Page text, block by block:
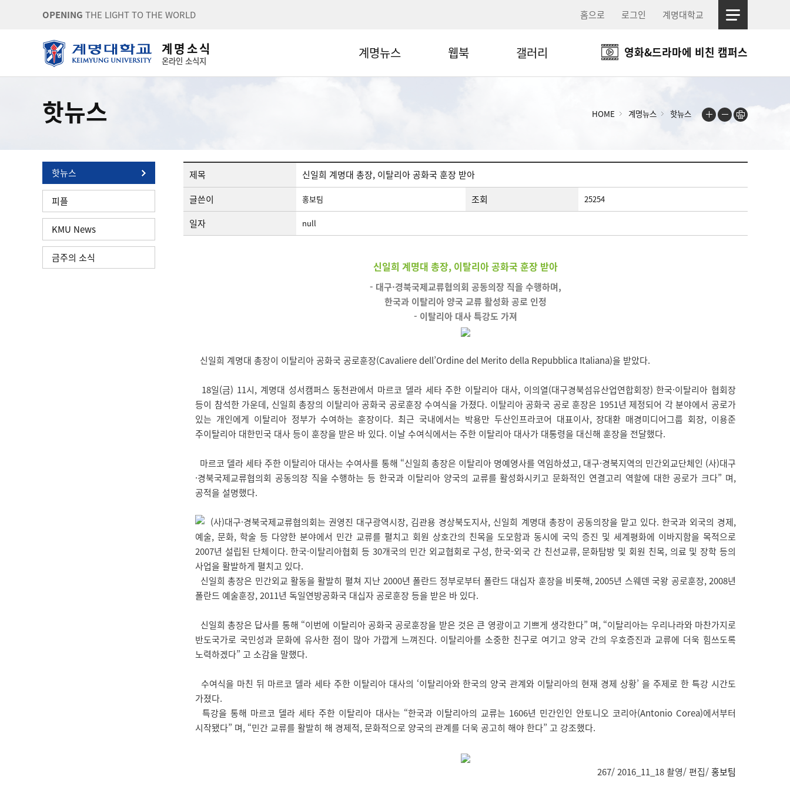
OPENING THE LIGHT TO THE WORLD 홈으로 로그인 계명대학교
계 명 소 식
온라인 소식지 계명뉴스 웹북 갤러리 영화&드라마에 비친 캠퍼스
핫뉴스 HOME 계명뉴스 핫뉴스
핫뉴스
피플
KMU News
금주의 소식
제목
신일희 계명대 총장, 이탈리아 공화국 훈장 받아
글쓴이
홍보팀 조회 25254
일자 null
신일희 계명대 총장, 이탈리아 공화국 훈장 받아
- 대구·경북국제교류협의회 공동의장 직을 수행하며,
한국과 이탈리아 양국 교류 활성화 공로 인정
- 이탈리아 대사 특강도 가져
신일희 계명대 총장이 이탈리아 공화국 공로훈장(Cavaliere dell’Ordine del Merito della Repubblica Italiana)을 받았다.
18일(금) 11시, 계명대 성서캠퍼스 동천관에서 마르코 델라 세타 주한 이탈리아 대사, 이의열(대구경북섬유산업연합회장) 한국·이탈리아 협회장
등이 참석한 가운데, 신일희 총장의 이탈리아 공화국 공로훈장 수여식을 가졌다. 이탈리아 공화국 공로 훈장은 1951년 제정되어 각 분야에서 공로가
있는 개인에게 이탈리아 정부가 수여하는 훈장이다. 최근 국내에서는 박용만 두산인프라코어 대표이사, 장대환 매경미디어그룹 회장, 이용준
주이탈리아 대한민국 대사 등이 훈장을 받은 바 있다. 이날 수여식에서는 주한 이탈리아 대사가 대통령을 대신해 훈장을 전달했다.
마르코 델라 세타 주한 이탈리아 대사는 수여사를 통해 “신일희 총장은 이탈리아 명예영사를 역임하셨고, 대구·경북지역의 민간외교단체인 (사)대구
·경북국제교류협의회 공동의장 직을 수행하는 등 한국과 이탈리아 양국의 교류를 활성화시키고 문화적인 연결고리 역할에 대한 공로가 크다” 며,
공적을 설명했다.
(사)대구·경북국제교류협의회는 권영진 대구광역시장, 김관용 경상북도지사, 신일희 계명대 총장이 공동의장을 맡고 있다. 한국과 외국의 경제,
예술, 문화, 학술 등 다양한 분야에서 민간 교류를 펼치고 회원 상호간의 친목을 도모함과 동시에 국익 증진 및 세계평화에 이바지함을 목적으로
2007년 설립된 단체이다. 한국·이탈리아협회 등 30개국의 민간 외교협회로 구성, 한국-외국 간 친선교류, 문화탐방 및 회원 친목, 의료 및 장학 등의
사업을 활발하게 펼치고 있다.
신일희 총장은 민간외교 활동을 활발히 펼쳐 지난 2000년 폴란드 정부로부터 폴란드 대십자 훈장을 비롯해, 2005년 스웨덴 국왕 공로훈장, 2008년
폴란드 예술훈장, 2011년 독일연방공화국 대십자 공로훈장 등을 받은 바 있다.
신일희 총장은 답사를 통해 “이번에 이탈리아 공화국 공로훈장을 받은 것은 큰 영광이고 기쁘게 생각한다” 며, “이탈리아는 우리나라와 마찬가지로
반도국가로 국민성과 문화에 유사한 점이 많아 가깝게 느껴진다. 이탈리아를 소중한 친구로 여기고 양국 간의 우호증진과 교류에 더욱 힘쓰도록
노력하겠다” 고 소감을 말했다.
수여식을 마친 뒤 마르코 델라 세타 주한 이탈리아 대사의 ‘이탈리아와 한국의 양국 관계와 이탈리아의 현재 경제 상황’ 을 주제로 한 특강 시간도
가졌다.
특강을 통해 마르코 델라 세타 주한 이탈리아 대사는 “한국과 이탈리아의 교류는 1606년 민간인인 안토니오 코리아(Antonio Corea)에서부터
시작됐다” 며, “민간 교류를 활발히 해 경제적, 문화적으로 양국의 관계를 더욱 공고히 해야 한다” 고 강조했다.
267/ 2016_11_18 촬영/ 편집/홍보팀